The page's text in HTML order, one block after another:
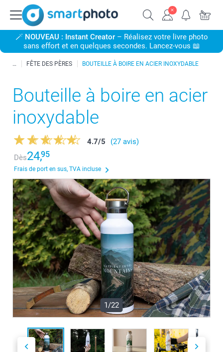
🪄 NOUVEAU : Instant Creator– Réalisez votre livre photo
sans effort et en quelques secondes. Lancez-vous 📖
FÊTE DES PÈRES BOUTEILLE À BOIRE EN ACIER INOXYDABLE
Bouteille à boire en acier
inoxydable
4.7/5
(27 avis)
Dès24,95
Frais de port en sus, TVA incluse
1/22